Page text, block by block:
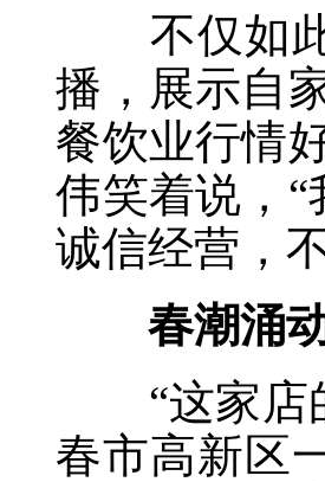
不仅如此
播，展示自
餐饮业行情
伟笑着说，
诚信经营，
春潮涌动
“这家店的
春市高新区